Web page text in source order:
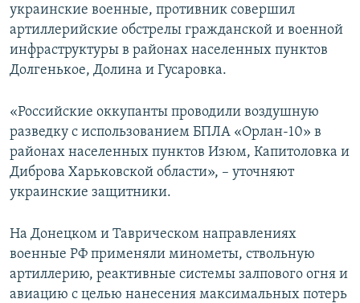
украинские военные, противник совершил
артиллерийские обстрелы гражданской и военной
инфраструктуры в районах населенных пунктов
Долгенькое, Долина и Гусаровка.
«Российские оккупанты проводили воздушную
разведку с использованием БПЛА «Орлан-10» в
районах населенных пунктов Изюм, Капитоловка и
Диброва Харьковской области», – уточняют
украинские защитники.
На Донецком и Таврическом направлениях
военные РФ применяли минометы, ствольную
артиллерию, реактивные системы залпового огня и
авиацию с целью нанесения максимальных потерь